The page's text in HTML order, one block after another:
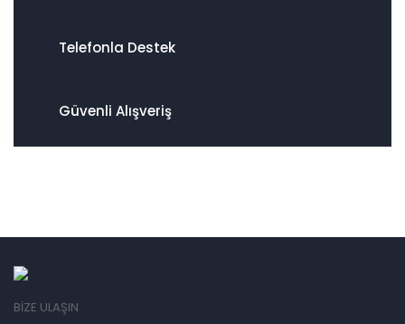
Telefonla Destek
Güvenli Alışveriş
BİZE ULAŞIN